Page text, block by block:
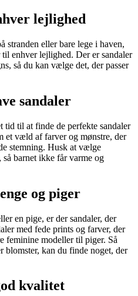
lejlighed
stranden eller bare lege i haven,
enhver lejlighed. Der er sandaler
så du kan vælge det, der passer
sandaler
tid til at finde de perfekte sandaler
væld af farver og mønstre, der
stemning. Husk at vælge
så barnet ikke får varme og
og piger
en pige, er der sandaler, der
med fede prints og farver, der
feminine modeller til piger. Så
blomster, kan du finde noget, der
kvalitet